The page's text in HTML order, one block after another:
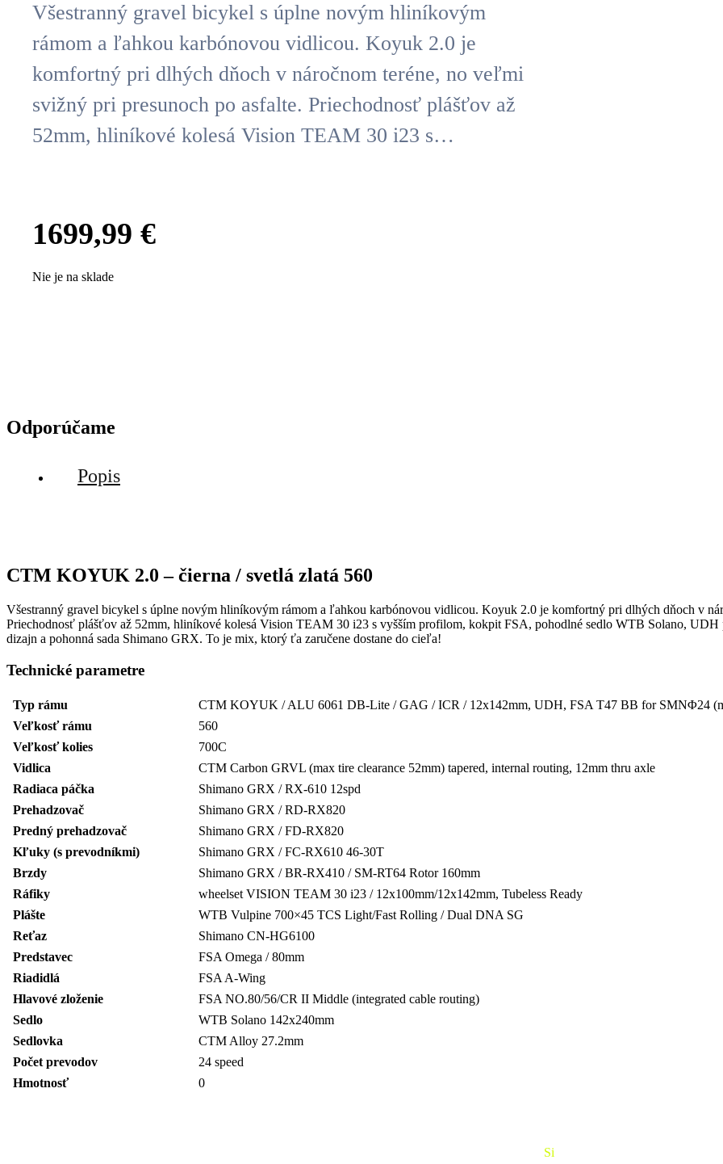
Všestranný gravel bicykel s úplne novým hliníkovým
rámom a ľahkou karbónovou vidlicou. Koyuk 2.0 je
komfortný pri dlhých dňoch v náročnom teréne, no veľmi
svižný pri presunoch po asfalte. Priechodnosť plášťov až
52mm, hliníkové kolesá Vision TEAM 30 i23 s…
1699,99 €
Nie je na sklade
Odporúčame
Popis
CTM KOYUK 2.0 – čierna / svetlá zlatá 560
Všestranný gravel bicykel s úplne novým hliníkovým rámom a ľahkou karbónovou vidlicou. Koyuk 2.0 je komfortný pri dlhých dňoch v
Priechodnosť plášťov až 52mm, hliníkové kolesá Vision TEAM 30 i23 s vyšším profilom, kokpit FSA, pohodlné sedlo WTB Solano, UDH
dizajn a pohonná sada Shimano GRX. To je mix, ktorý ťa zaručene dostane do cieľa!
Technické parametre
Typ rámu
CTM KOYUK / ALU 6061 DB-Lite / GAG / ICR / 12x142mm, UDH, FSA T47 BB for SMNΦ24
Veľkosť rámu
560
Veľkosť kolies
700C
Vidlica
CTM Carbon GRVL (max tire clearance 52mm) tapered, internal routing, 12mm thru axle
Radiaca páčka
Shimano GRX / RX-610 12spd
Prehadzovač
Shimano GRX / RD-RX820
Predný prehadzovač
Shimano GRX / FD-RX820
Kľuky (s prevodníkmi)
Shimano GRX / FC-RX610 46-30T
Brzdy
Shimano GRX / BR-RX410 / SM-RT64 Rotor 160mm
Ráfiky
wheelset VISION TEAM 30 i23 / 12x100mm/12x142mm, Tubeless Ready
Plášte
WTB Vulpine 700×45 TCS Light/Fast Rolling / Dual DNA SG
Reťaz
Shimano CN-HG6100
Predstavec
FSA Omega / 80mm
Riadidlá
FSA A-Wing
Hlavové zloženie
FSA NO.80/56/CR II Middle (integrated cable routing)
Sedlo
WTB Solano 142x240mm
Sedlovka
CTM Alloy 27.2mm
Počet prevodov
24 speed
Hmotnosť
0
Si